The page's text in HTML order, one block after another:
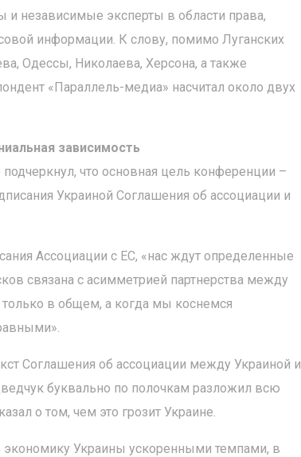
и независимые эксперты в области права,
информации. К слову, помимо Луганских
Одессы, Николаева, Херсона, а также
«Параллель-медиа» насчитал около двух
зависимость
что основная цель конференции –
Украиной Соглашения об ассоциации и
Ассоциации с ЕС, «нас ждут определенные
связана с асимметрией партнерства между
в общем, а когда мы коснемся
Соглашения об ассоциации между Украиной и
буквально по полочкам разложил всю
о том, чем это грозит Украине.
Украины ускоренными темпами, в